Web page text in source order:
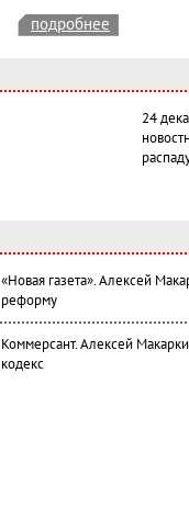
подробнее
24
«Новая газета». Алексей
реформу
Коммерсант. Алексей
кодекс